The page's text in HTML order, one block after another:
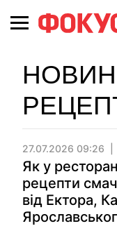
27.07.2026 09:26
Як у
рецепти
від Ектора,